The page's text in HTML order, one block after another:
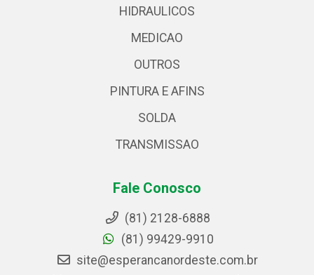
HIDRAULICOS
MEDICAO
OUTROS
PINTURA E AFINS
SOLDA
TRANSMISSAO
Fale Conosco
(81) 2128-6888
(81) 99429-9910
site@esperancanordeste.com.br